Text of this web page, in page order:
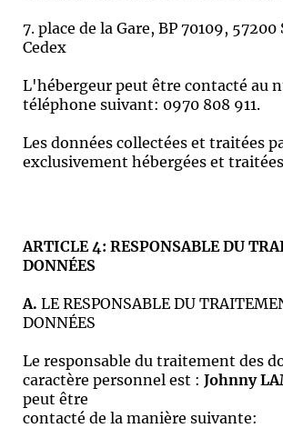
7. place de la Gare, BP 70109,
Cedex
L'hébergeur peut être contacté au
téléphone suivant: 0970 808 911.
Les données collectées et traitées
exclusivement hébergées et
ARTICLE 4: RESPONSABLE DU
DONNÉES
A. LE RESPONSABLE DU
DONNÉES
Le responsable du traitement des
caractère personnel est : Johnny
peut être
contacté de la manière suivante: